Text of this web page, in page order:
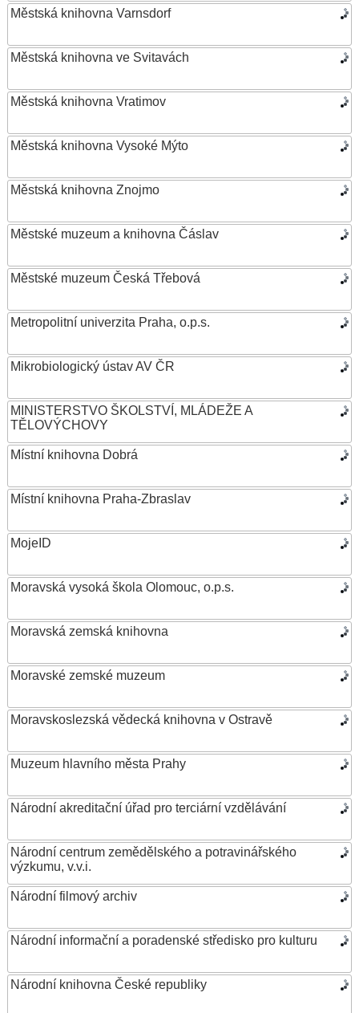
Městská knihovna Varnsdorf
Městská knihovna ve Svitavách
Městská knihovna Vratimov
Městská knihovna Vysoké Mýto
Městská knihovna Znojmo
Městské muzeum a knihovna Čáslav
Městské muzeum Česká Třebová
Metropolitní univerzita Praha, o.p.s.
Mikrobiologický ústav AV ČR
MINISTERSTVO ŠKOLSTVÍ, MLÁDEŽE A
TĚLOVÝCHOVY
Místní knihovna Dobrá
Místní knihovna Praha-Zbraslav
MojeID
Moravská vysoká škola Olomouc, o.p.s.
Moravská zemská knihovna
Moravské zemské muzeum
Moravskoslezská vědecká knihovna v Ostravě
Muzeum hlavního města Prahy
Národní akreditační úřad pro terciární vzdělávání
Národní centrum zemědělského a potravinářského
výzkumu, v.v.i.
Národní filmový archiv
Národní informační a poradenské středisko pro kulturu
Národní knihovna České republiky